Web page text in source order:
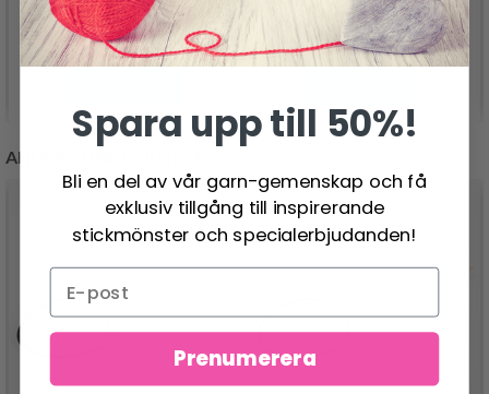
78.95 SEK 284.00 SEK
ANDRA KUNDER KÖPTE
Spara upp till 50%!
Bli en del av vår garn-gemenskap och få
exklusiv tillgång till inspirerande
stickmönster och specialerbjudanden!
Prenumerera